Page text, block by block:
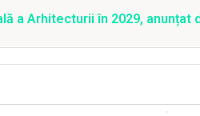
a Arhitecturii în 2029, anunțat